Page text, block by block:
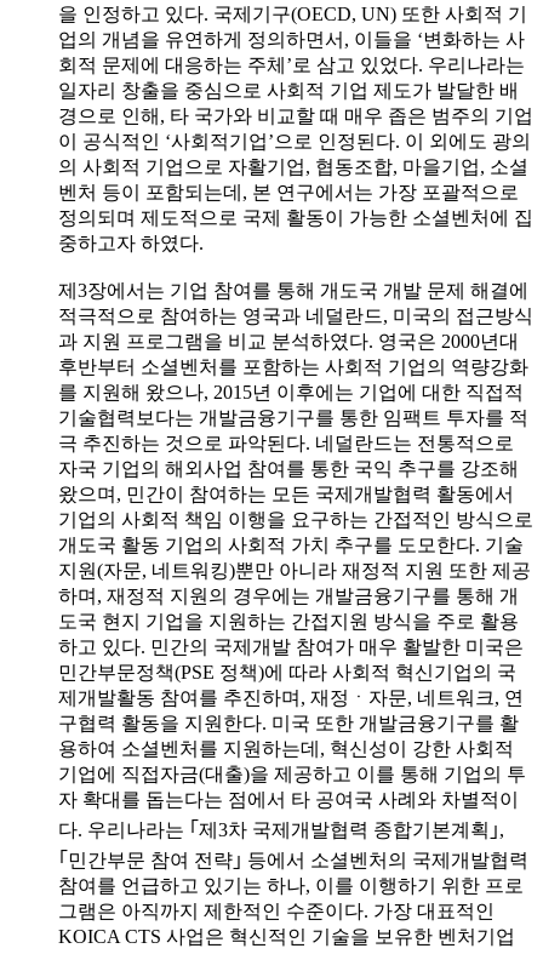
을 인정하고 있다. 국제기구(OECD, UN) 또한 사회적 기
업의 개념을 유연하게 정의하면서, 이들을 ‘변화하는 사
회적 문제에 대응하는 주체’로 삼고 있었다. 우리나라는
일자리 창출을 중심으로 사회적 기업 제도가 발달한 배
경으로 인해, 타 국가와 비교할 때 매우 좁은 범주의 기업
이 공식적인 ‘사회적기업’으로 인정된다. 이 외에도 광의
의 사회적 기업으로 자활기업, 협동조합, 마을기업, 소셜
벤처 등이 포함되는데, 본 연구에서는 가장 포괄적으로
정의되며 제도적으로 국제 활동이 가능한 소셜벤처에 집
중하고자 하였다.
제3장에서는 기업 참여를 통해 개도국 개발 문제 해결에
적극적으로 참여하는 영국과 네덜란드, 미국의 접근방식
과 지원 프로그램을 비교 분석하였다. 영국은 2000년대
후반부터 소셜벤처를 포함하는 사회적 기업의 역량강화
를 지원해 왔으나, 2015년 이후에는 기업에 대한 직접적
기술협력보다는 개발금융기구를 통한 임팩트 투자를 적
극 추진하는 것으로 파악된다. 네덜란드는 전통적으로
자국 기업의 해외사업 참여를 통한 국익 추구를 강조해
왔으며, 민간이 참여하는 모든 국제개발협력 활동에서
기업의 사회적 책임 이행을 요구하는 간접적인 방식으로
개도국 활동 기업의 사회적 가치 추구를 도모한다. 기술
지원(자문, 네트워킹)뿐만 아니라 재정적 지원 또한 제공
하며, 재정적 지원의 경우에는 개발금융기구를 통해 개
도국 현지 기업을 지원하는 간접지원 방식을 주로 활용
하고 있다. 민간의 국제개발 참여가 매우 활발한 미국은
민간부문정책(PSE 정책)에 따라 사회적 혁신기업의 국
제개발활동 참여를 추진하며, 재정ㆍ자문, 네트워크, 연
구협력 활동을 지원한다. 미국 또한 개발금융기구를 활
용하여 소셜벤처를 지원하는데, 혁신성이 강한 사회적
기업에 직접자금(대출)을 제공하고 이를 통해 기업의 투
자 확대를 돕는다는 점에서 타 공여국 사례와 차별적이
다. 우리나라는 ｢제3차 국제개발협력 종합기본계획｣,
｢민간부문 참여 전략｣ 등에서 소셜벤처의 국제개발협력
참여를 언급하고 있기는 하나, 이를 이행하기 위한 프로
그램은 아직까지 제한적인 수준이다. 가장 대표적인
KOICA CTS 사업은 혁신적인 기술을 보유한 벤처기업